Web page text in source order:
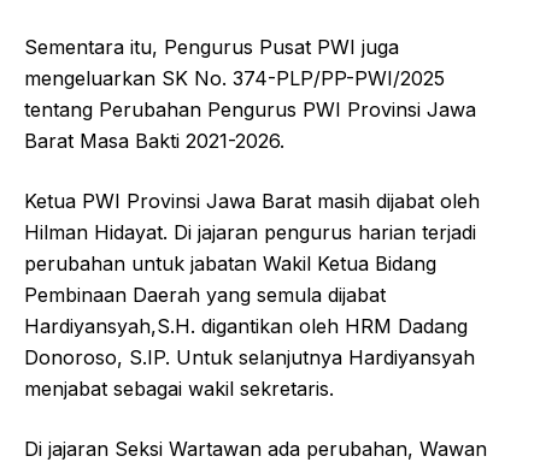
Sementara itu, Pengurus Pusat PWI juga
mengeluarkan SK No. 374-PLP/PP-PWI/2025
tentang Perubahan Pengurus PWI Provinsi Jawa
Barat Masa Bakti 2021-2026.
Ketua PWI Provinsi Jawa Barat masih dijabat oleh
Hilman Hidayat. Di jajaran pengurus harian terjadi
perubahan untuk jabatan Wakil Ketua Bidang
Pembinaan Daerah yang semula dijabat
Hardiyansyah,S.H. digantikan oleh HRM Dadang
Donoroso, S.IP. Untuk selanjutnya Hardiyansyah
menjabat sebagai wakil sekretaris.
Di jajaran Seksi Wartawan ada perubahan, Wawan